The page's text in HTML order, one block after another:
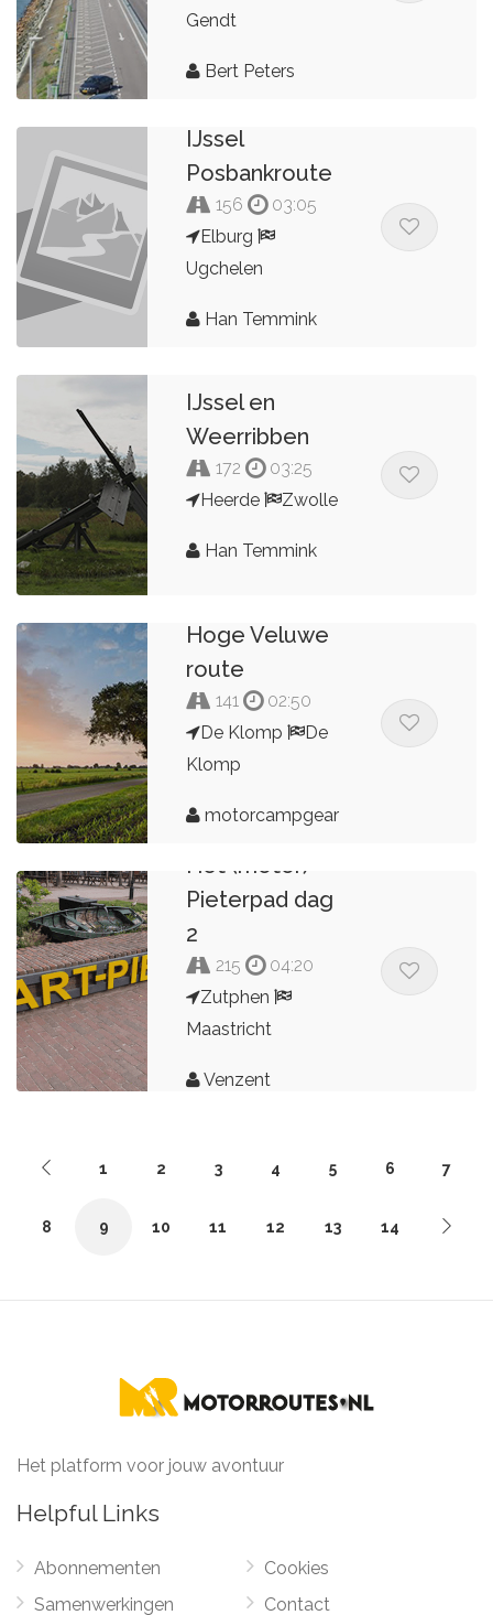
Gendt
Bert Peters
IJssel
Posbankroute
156
03:05
Elburg
Ugchelen
Han Temmink
IJssel en
Weerribben
172
03:25
Heerde
Zwolle
Han Temmink
Hoge Veluwe
route
141
02:50
De Klomp
De
Klomp
motorcampgear
Het (motor)
Pieterpad dag
2
215
04:20
Zutphen
Maastricht
Venzent
1 2 3 4 5 6 7
8 9 10 11 12 13 14
Het platform voor jouw avontuur
Helpful Links
Abonnementen
Samenwerkingen
Cookies
Contact